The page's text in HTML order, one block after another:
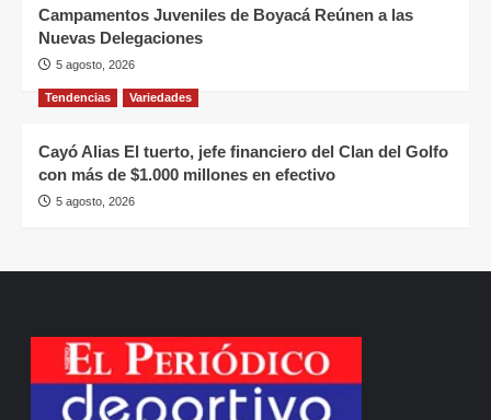
Campamentos Juveniles de Boyacá Reúnen a las
Nuevas Delegaciones
5 agosto, 2026
Tendencias Variedades
Cayó Alias El tuerto, jefe financiero del Clan del Golfo
con más de $1.000 millones en efectivo
5 agosto, 2026